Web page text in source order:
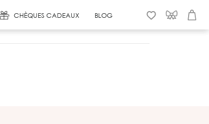
CHÈQUES CADEAUX BLOG